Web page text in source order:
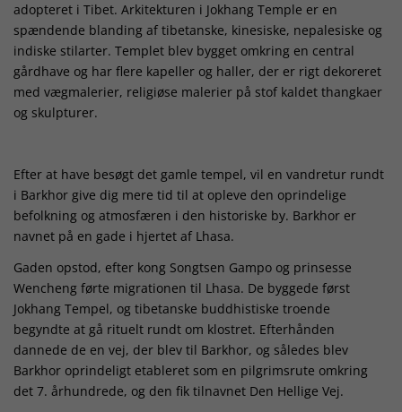
adopteret i Tibet. Arkitekturen i Jokhang Temple er en
spændende blanding af tibetanske, kinesiske, nepalesiske og
indiske stilarter. Templet blev bygget omkring en central
gårdhave og har flere kapeller og haller, der er rigt dekoreret
med vægmalerier, religiøse malerier på stof kaldet thangkaer
og skulpturer.
Efter at have besøgt det gamle tempel, vil en vandretur rundt
i Barkhor give dig mere tid til at opleve den oprindelige
befolkning og atmosfæren i den historiske by. Barkhor er
navnet på en gade i hjertet af Lhasa.
Gaden opstod, efter kong Songtsen Gampo og prinsesse
Wencheng førte migrationen til Lhasa. De byggede først
Jokhang Tempel, og tibetanske buddhistiske troende
begyndte at gå rituelt rundt om klostret. Efterhånden
dannede de en vej, der blev til Barkhor, og således blev
Barkhor oprindeligt etableret som en pilgrimsrute omkring
det 7. århundrede, og den fik tilnavnet Den Hellige Vej.